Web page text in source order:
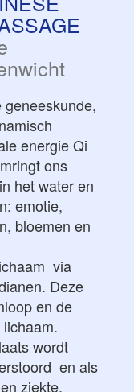
energie Qi
ons
het water en
emotie,
bloemen en
via
Deze
en de
wordt
en als
ziekte.